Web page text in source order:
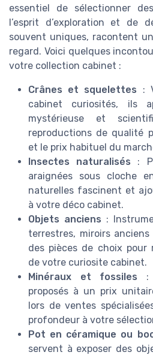
essentiel de sélectionner
l’esprit d’exploration et de
souvent uniques, racontent
regard. Voici quelques
votre collection cabinet :
Crânes et squelettes :
cabinet curiosités, ils
mystérieuse et
reproductions de qualité
et le prix habituel du
Insectes naturalisés :
araignées sous cloche
naturelles fascinent et
à votre déco cabinet.
Objets anciens :
terrestres, miroirs
des pièces de choix pour
de votre curiosite cabinet.
Minéraux et fossiles :
proposés à un prix
lors de ventes
profondeur à votre
Pot en céramique ou
servent à exposer des